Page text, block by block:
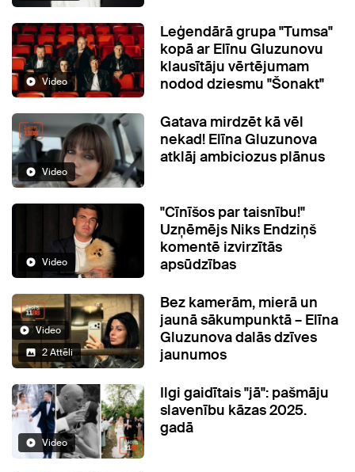
Video
Leģendārā grupa "Tumsa"
kopā ar Elīnu Gluzunovu
klausītāju vērtējumam
nodod dziesmu "Šonakt"
Video
Gatava mirdzēt kā vēl
nekad! Elīna Gluzunova
atklāj ambiciozus plānus
Video
"Cīnīšos par taisnību!"
Uzņēmējs Niks Endziņš
komentē izvirzītās
apsūdzības
Video
2 Attēli
Bez kamerām, mierā un
jaunā sākumpunktā – Elīna
Gluzunova dalās dzīves
jaunumos
Video
Ilgi gaidītais "jā": pašmāju
slavenību kāzas 2025.
gadā